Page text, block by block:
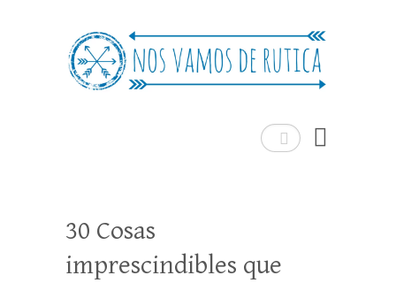
Buscar
Nos Vamos de Rutica
30 Cosas
imprescindibles que